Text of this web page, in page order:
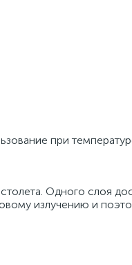
при
Одного слоя
излучению и